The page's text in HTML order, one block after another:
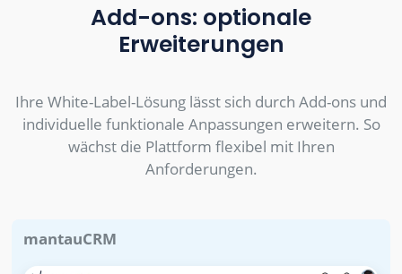
Add-ons: optionale
Erweiterungen
Ihre White-Label-Lösung lässt sich durch Add-ons und
individuelle funktionale Anpassungen erweitern. So
wächst die Plattform flexibel mit Ihren
Anforderungen.
mantauCRM